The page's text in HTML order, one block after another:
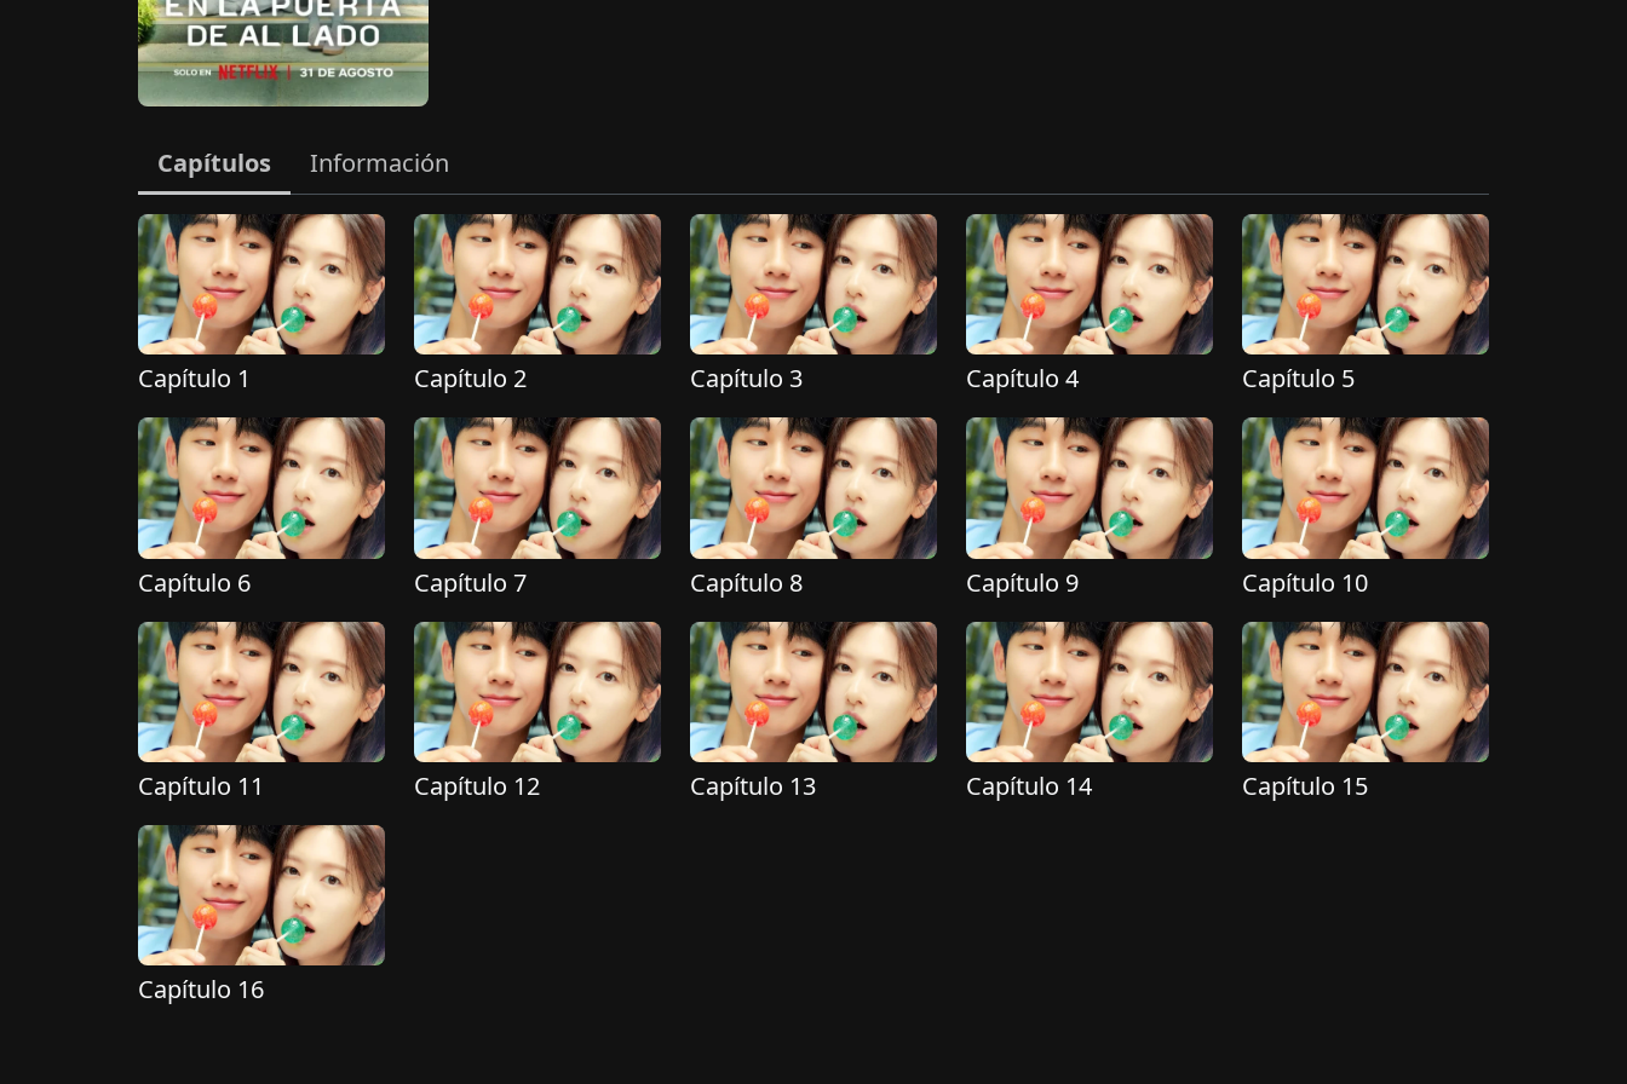
Capítulos Información
Capítulo 1 Capítulo 2 Capítulo 3 Capítulo 4 Capítulo 5
Capítulo 6 Capítulo 7 Capítulo 8 Capítulo 9 Capítulo 10
Capítulo 11 Capítulo 12 Capítulo 13 Capítulo 14 Capítulo 15
Capítulo 16